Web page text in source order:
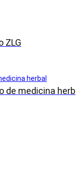
ZLG
de medicina herb